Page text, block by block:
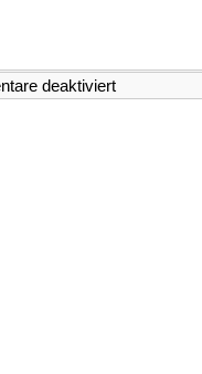
deaktiviertfür
Hörtipp: